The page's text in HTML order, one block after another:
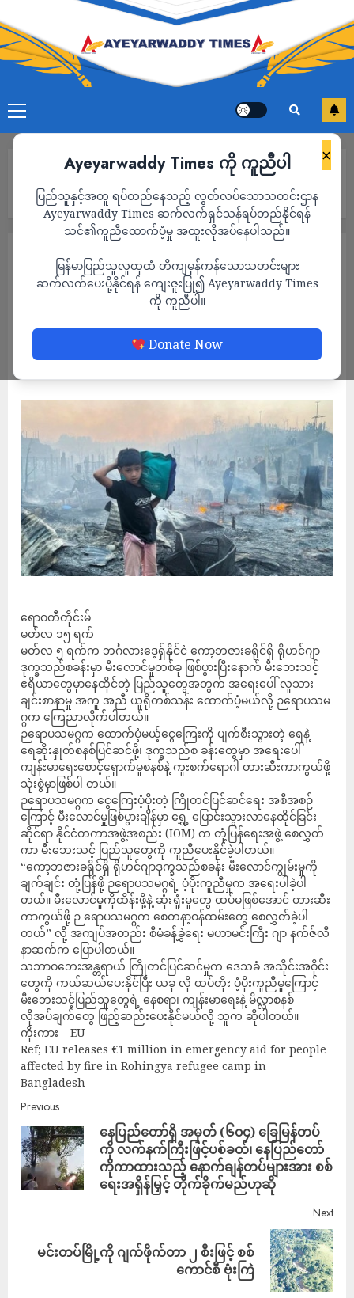
×
Ayeyarwaddy Times ကို ကူညီပါ
ပြည်သူနှင့်အတူ ရပ်တည်နေသည့် လွတ်လပ်သောသတင်းဌာန
Ayeyarwaddy Times ဆက်လက်ရှင်သန်ရပ်တည်နိုင်ရန်
သင်၏ကူညီထောက်ပံ့မှု အထူးလိုအပ်နေပါသည်။
မြန်မာပြည်သူလူထုထံ တိကျမှန်ကန်သောသတင်းများ
ဆက်လက်ပေးပို့နိုင်ရန် ကျေးဇူးပြု၍ Ayeyarwaddy Times
ကို ကူညီပါ။
Donate Now
အတွက် ယူရိုတစ်သန်း ထောက်ပံ့
နိုင်ငံတကာ သတင်း
ဉရောပသမဂ္ဂက ဘင်္ဂလားဒေ့ရှ်က မီးဘေးသင့်
ရိုဟင်ဂျာဒုက္ခသည်တွေအတွက် ယူရိုတစ်သန်း
ထောက်ပံ့
ADMIN MARCH 15, 2023
ဧရာဝတီတိုင်းမ်
မတ်လ ၁၅ ရက်
မတ်လ ၅ ရက်က ဘင်္ဂလားဒေ့ရှ်နိုင်ငံ ကော့ဘဇားခရိုင်ရှိ ရိုဟင်ဂျာ
ဒုက္ခသည်စခန်းမှာ မီးလောင်မှုတစ်ခု ဖြစ်ပွားပြီးနောက် မီးဘေးသင့်
ဧရိယာတွေမှာနေထိုင်တဲ့ ပြည်သူတွေအတွက် အရေးပေါ် လူသား
ချင်းစာနာမှု အကူ အညီ ယူရိုတစ်သန်း ထောက်ပံ့မယ်လို့ ဉရောပသမ
ဂ္ဂက ကြေညာလိုက်ပါတယ်။
ဉရောပသမဂ္ဂက ထောက်ပံ့မယ့်ငွေကြေးကို ပျက်စီးသွားတဲ့ ရေနဲ့
ရေဆိုးနှုတ်စနစ်ပြင်ဆင်ဖို့၊ ဒုက္ခသည်စ ခန်းတွေမှာ အရေးပေါ်
ကျန်းမာရေးစောင့်ရှောက်မှုစနစ်နဲ့ ကူးစက်ရောဂါ တားဆီးကာကွယ်ဖို့
သုံးစွဲမှာဖြစ်ပါ တယ်။
ဉရောပသမဂ္ဂက ငွေကြေးပံ့ပိုးတဲ့ ကြိုတင်ပြင်ဆင်ရေး အစီအစဉ်
ကြောင့် မီးလောင်မှုဖြစ်ပွားချိန်မှာ ရွှေ့ ပြောင်းသွားလာနေထိုင်ခြင်း
ဆိုင်ရာ နိုင်ငံတကာအဖွဲ့အစည်း (IOM) က တုံ့ပြန်ရေးအဖွဲ့ စေလွှတ်
ကာ မီးဘေးသင့် ပြည်သူတွေကို ကူညီပေးနိုင်ခဲ့ပါတယ်။
“ကော့ဘဇားခရိုင်ရှိ ရိုဟင်ဂျာဒုက္ခသည်စခန်း မီးလောင်ကျွမ်းမှုကို
ချက်ချင်း တုံ့ပြန်ဖို့ ဉရောပသမဂ္ဂရဲ့ ပံ့ပိုးကူညီမှုက အရေးပါခဲ့ပါ
တယ်။ မီးလောင်မှုကိုထိန်းဖို့နဲ့ ဆုံးရှုံးမှုတွေ ထပ်မဖြစ်အောင် တားဆီး
ကာကွယ်ဖို့ ဉ ရောပသမဂ္ဂက စေတနာ့ဝန်ထမ်းတွေ စေလွှတ်ခဲ့ပါ
တယ်” လို့ အကျပ်အတည်း စီမံခန့်ခွဲရေး မဟာမင်းကြီး ဂျာ နက်ဇ်လီ
နာဆက်က ပြောပါတယ်။
သဘာဝဘေးအန္တရာယ် ကြိုတင်ပြင်ဆင်မှုက ဒေသခံ အသိုင်းအဝိုင်း
တွေကို ကယ်ဆယ်ပေးနိုင်ပြီး ယခု လို ထပ်တိုး ပံ့ပိုးကူညီမှုကြောင့်
မီးဘေးသင့်ပြည်သူတွေရဲ့ နေစရာ၊ ကျန်းမာရေးနဲ့ မိလ္လာစနစ်
လိုအပ်ချက်တွေ ဖြည့်ဆည်းပေးနိုင်မယ်လို့ သူက ဆိုပါတယ်။
ကိုးကား – EU
Ref; EU releases €1 million in emergency aid for people
affected by fire in Rohingya refugee camp in
Bangladesh
Previous
နေပြည်တော်ရှိ အမှတ် (၆၀၄) ခြေမြန်တပ်
ကို လက်နက်ကြီးဖြင့်ပစ်ခတ်၊ နေပြည်တော်
ကိုကာထားသည့် နောက်ချန်တပ်များအား စစ်
ရေးအရှိန်မြှင့် တိုက်ခိုက်မည်ဟုဆို
Next
မင်းတပ်မြို့ကို ဂျက်ဖိုက်တာ ၂ စီးဖြင့် စစ်
ကောင်စီ ဗုံးကြဲ